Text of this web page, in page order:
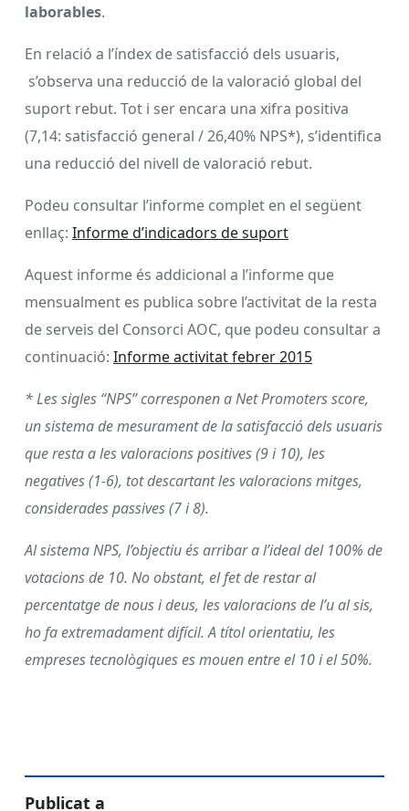
laborables.
En relació a l’índex de satisfacció dels usuaris,
s’observa una reducció de la valoració global del
suport rebut. Tot i ser encara una xifra positiva
(7,14: satisfacció general / 26,40% NPS*), s’identifica
una reducció del nivell de valoració rebut.
Podeu consultar l’informe complet en el següent
enllaç: Informe d’indicadors de suport
Aquest informe és addicional a l’informe que
mensualment es publica sobre l’activitat de la resta
de serveis del Consorci AOC, que podeu consultar a
continuació: Informe activitat febrer 2015
* Les sigles “NPS” corresponen a Net Promoters score,
un sistema de mesurament de la satisfacció dels usuaris
que resta a les valoracions positives (9 i 10), les
negatives (1-6), tot descartant les valoracions mitges,
considerades passives (7 i 8).
Al sistema NPS, l’objectiu és arribar a l’ideal del 100% de
votacions de 10. No obstant, el fet de restar al
percentatge de nous i deus, les valoracions de l’u al sis,
ho fa extremadament difícil. A títol orientatiu, les
empreses tecnològiques es mouen entre el 10 i el 50%.
Publicat a